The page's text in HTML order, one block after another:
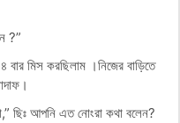
?”
মিস করছিলাম ।নিজের বাড়িতে
ছিঃ আপনি এত নোংরা কথা বলেন?